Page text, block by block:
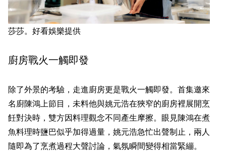
莎莎。好看娛樂提供
廚房戰火一觸即發
除了外景的考驗，走進廚房更是戰火一觸即發。首集邀來
名廚陳鴻上節目，未料他與姚元浩在狹窄的廚房裡展開烹
飪對決時，雙方因料理觀念不同產生摩擦。眼見陳鴻在煮
魚料理時鹽巴似乎加得過量，姚元浩急忙出聲制止，兩人
隨即為了烹煮過程大聲討論，氣氛瞬間變得相當緊繃。